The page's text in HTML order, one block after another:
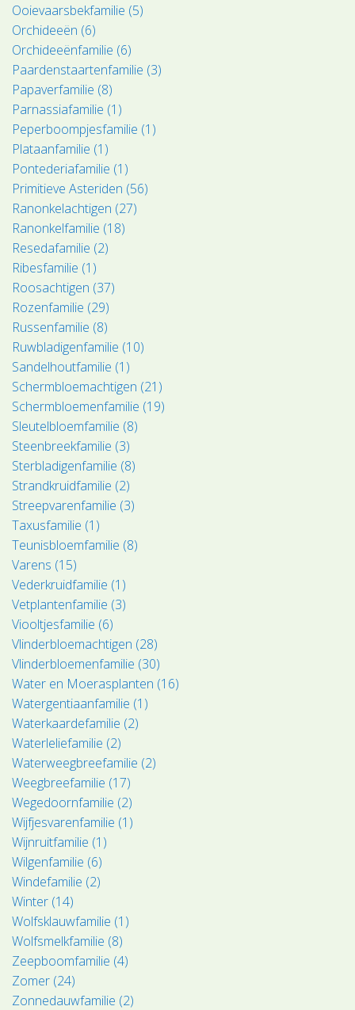
Ooievaarsbekfamilie (5)
Orchideeën (6)
Orchideeënfamilie (6)
Paardenstaartenfamilie (3)
Papaverfamilie (8)
Parnassiafamilie (1)
Peperboompjesfamilie (1)
Plataanfamilie (1)
Pontederiafamilie (1)
Primitieve Asteriden (56)
Ranonkelachtigen (27)
Ranonkelfamilie (18)
Resedafamilie (2)
Ribesfamilie (1)
Roosachtigen (37)
Rozenfamilie (29)
Russenfamilie (8)
Ruwbladigenfamilie (10)
Sandelhoutfamilie (1)
Schermbloemachtigen (21)
Schermbloemenfamilie (19)
Sleutelbloemfamilie (8)
Steenbreekfamilie (3)
Sterbladigenfamilie (8)
Strandkruidfamilie (2)
Streepvarenfamilie (3)
Taxusfamilie (1)
Teunisbloemfamilie (8)
Varens (15)
Vederkruidfamilie (1)
Vetplantenfamilie (3)
Viooltjesfamilie (6)
Vlinderbloemachtigen (28)
Vlinderbloemenfamilie (30)
Water en Moerasplanten (16)
Watergentiaanfamilie (1)
Waterkaardefamilie (2)
Waterleliefamilie (2)
Waterweegbreefamilie (2)
Weegbreefamilie (17)
Wegedoornfamilie (2)
Wijfjesvarenfamilie (1)
Wijnruitfamilie (1)
Wilgenfamilie (6)
Windefamilie (2)
Winter (14)
Wolfsklauwfamilie (1)
Wolfsmelkfamilie (8)
Zeepboomfamilie (4)
Zomer (24)
Zonnedauwfamilie (2)